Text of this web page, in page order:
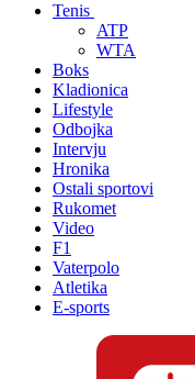
Tenis
ATP
WTA
Boks
Kladionica
Lifestyle
Odbojka
Intervju
Hronika
Ostali sportovi
Rukomet
Video
F1
Vaterpolo
Atletika
E-sports